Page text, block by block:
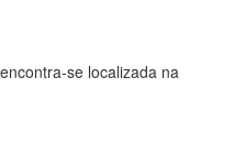
encontra-se localizada na